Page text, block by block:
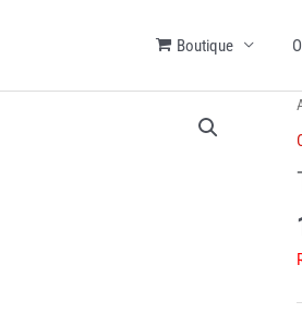
Boutique